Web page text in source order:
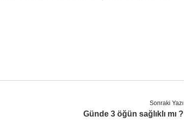
Sonraki Yazı
Günde 3 öğün sağlıklı mı ?